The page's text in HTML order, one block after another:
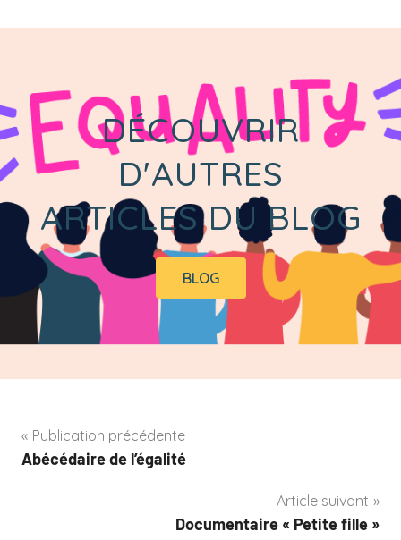
DÉCOUVRIR
D'AUTRES
ARTICLES DU BLOG
BLOG
Publication précédente
Abécédaire de l’égalité
Article suivant
Documentaire « Petite fille »